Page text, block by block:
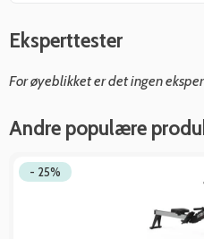
Eksperttester
For øyeblikket er det ingen
Andre populære
- 25%